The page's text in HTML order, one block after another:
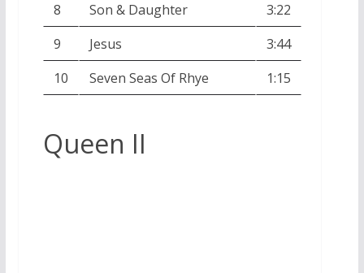
8 Son & Daughter
3:22
9
Jesus
3:44
10
Seven Seas Of Rhye 1:15
Queen II